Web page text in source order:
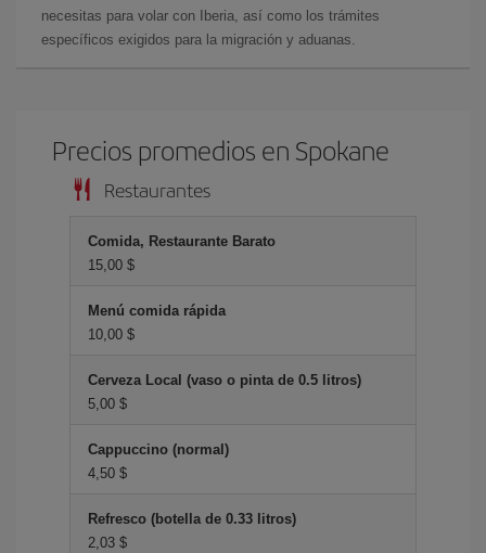
necesitas para volar con Iberia, así como los trámites
específicos exigidos para la migración y aduanas.
Precios promedios en Spokane
Restaurantes
Comida, Restaurante Barato
15,00 $
Menú comida rápida
10,00 $
Cerveza Local (vaso o pinta de 0.5 litros)
5,00 $
Cappuccino (normal)
4,50 $
Refresco (botella de 0.33 litros)
2,03 $